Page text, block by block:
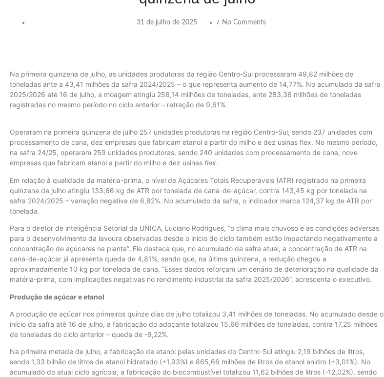
31 de julho de 2025 / No Comments
Na primeira quinzena de julho, as unidades produtoras da região Centro-Sul processaram 49,82 milhões de
toneladas ante a 43,41 milhões da safra 2024/2025 – o que representa aumento de 14,77%. No acumulado da safra
2025/2026 até 16 de julho, a moagem atingiu 256,14 milhões de toneladas, ante 283,36 milhões de toneladas
registradas no mesmo período no ciclo anterior – retração de 9,61%.
Operaram na primeira quinzena de julho 257 unidades produtoras na região Centro-Sul, sendo 237 unidades com
processamento de cana, dez empresas que fabricam etanol a partir do milho e dez usinas flex. No mesmo período,
na safra 24/25, operaram 259 unidades produtoras, sendo 240 unidades com processamento de cana, nove
empresas que fabricam etanol a partir do milho e dez usinas flex.
Em relação à qualidade da matéria-prima, o nível de Açúcares Totais Recuperáveis (ATR) registrado na primeira
quinzena de julho atingiu 133,66 kg de ATR por tonelada de cana-de-açúcar, contra 143,45 kg por tonelada na
safra 2024/2025 – variação negativa de 6,82%. No acumulado da safra, o indicador marca 124,37 kg de ATR por
tonelada.
Para o diretor de inteligência Setorial da UNICA, Luciano Rodrigues, “o clima mais chuvoso e as condições adversas
para o desenvolvimento da lavoura observadas desde o início do ciclo também estão impactando negativamente a
concentração de açúcares na planta”. Ele destaca que, no acumulado da safra atual, a concentração de ATR na
cana-de-açúcar já apresenta queda de 4,81%, sendo que, na última quinzena, a redução chegou a
aproximadamente 10 kg por tonelada de cana. “Esses dados reforçam um cenário de deterioração na qualidade da
matéria-prima, com implicações negativas no rendimento industrial da safra 2025/2026”, acrescenta o executivo.
Produção de açúcar e etanol
A produção de açúcar nos primeiros quinze dias de julho totalizou 3,41 milhões de toneladas. No acumulado desde o
início da safra até 16 de julho, a fabricação do adoçante totalizou 15,66 milhões de toneladas, contra 17,25 milhões
de toneladas do ciclo anterior – queda de -9,22%.
Na primeira metade de julho, a fabricação de etanol pelas unidades do Centro-Sul atingiu 2,19 bilhões de litros,
sendo 1,33 bilhão de litros de etanol hidratado (+1,93%) e 865,66 milhões de litros de etanol anidro (+3,01%). No
acumulado do atual ciclo agrícola, a fabricação do biocombustível totalizou 11,62 bilhões de litros (-12,02%), sendo